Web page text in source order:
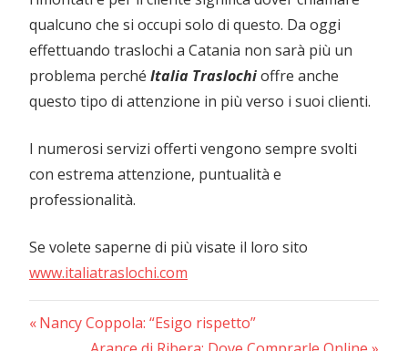
qualcuno che si occupi solo di questo. Da oggi
effettuando traslochi a Catania non sarà più un
problema perché Italia Traslochioffre anche
questo tipo di attenzione in più verso i suoi clienti.
I numerosi servizi offerti vengono sempre svolti
con estrema attenzione, puntualità e
professionalità.
Se volete saperne di più visate il loro sito
www.italiatraslochi.com
Navigazione
Previous
Nancy Coppola: “Esigo rispetto”